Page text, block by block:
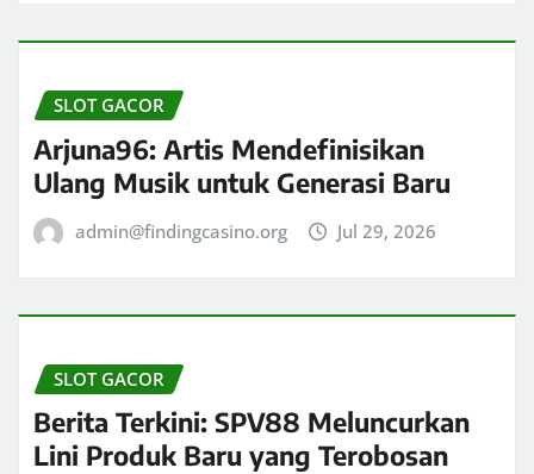
SLOT GACOR
Arjuna96: Artis Mendefinisikan
Ulang Musik untuk Generasi Baru
admin@findingcasino.org Jul 29, 2026
SLOT GACOR
Berita Terkini: SPV88 Meluncurkan
Lini Produk Baru yang Terobosan